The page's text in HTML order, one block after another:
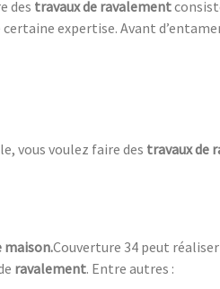
des travaux de ravalement
expertise. Avant
vous voulez faire des travaux de
maison.Couverture 34 peut
ravalement. Entre autres :